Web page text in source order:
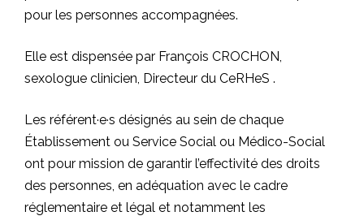
pour les personnes accompagnées.
Elle est dispensée par François CROCHON,
sexologue clinicien, Directeur du CeRHeS .
Les référent·e·s désignés au sein de chaque
Établissement ou Service Social ou Médico-Social
ont pour mission de garantir l’effectivité des droits
des personnes, en adéquation avec le cadre
réglementaire et légal et notamment les